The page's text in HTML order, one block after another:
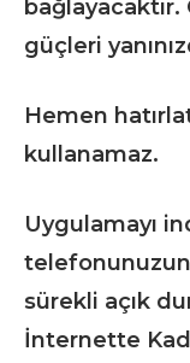
güçleri
Hemen
kullanamaz.
Uygulamayı
sürekli açık
İnternette